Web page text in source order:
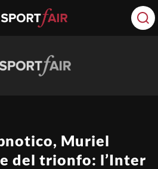
Muriel
del trionfo: l’Inter